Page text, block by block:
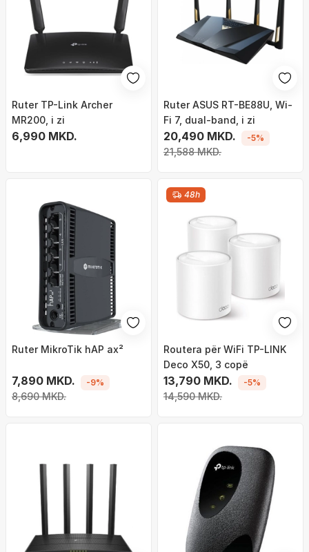
Ruter TP-Link Archer
MR200, i zi
6,990 MKD.
Ruter ASUS RT-BE88U, Wi-
Fi 7, dual-band, i zi
20,490 MKD.
21,588 MKD.
-5%
Ruter MikroTik hAP ax²
7,890 MKD.
8,690 MKD.
-9%
48h
Routera për WiFi TP-LINK
Deco X50, 3 copë
13,790 MKD.
14,590 MKD.
-5%